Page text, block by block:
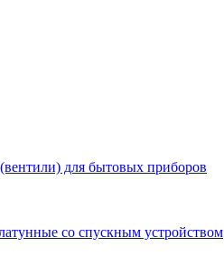
для бытовых приборов
со спускным устройством